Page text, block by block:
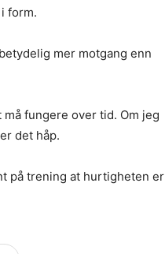
form.
mer motgang enn
fungere over tid. Om jeg
det håp.
på trening at hurtigheten er